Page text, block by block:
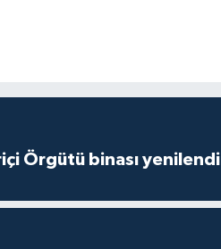
Örgütü binası yenilendi